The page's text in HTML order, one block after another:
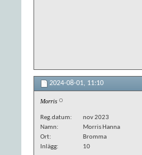
2024-08-01, 11:10
Morris
Reg.datum
nov 2023
Namn
Morris Hanna
Ort
Bromma
Inlägg
10